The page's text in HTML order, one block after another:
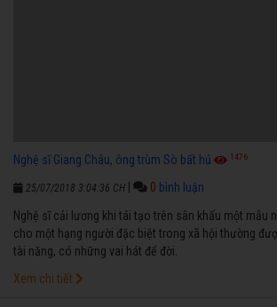
Nghệ sĩ Giang Châu, ông trùm Sò bất hủ 1476
25/07/2018 3:04:36 CH 0 bình luận
Nghệ sĩ cải lương khi tái tạo trên sân khấu một mẫu
cho một hạng người đặc biệt trong xã hội thường
tài năng, có những vai hát để đời.
Xem chi tiết